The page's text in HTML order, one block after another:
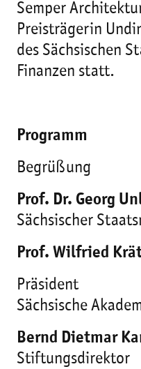
Semper
Preisträgerin
des Sächsischen
Finanzen statt.
Programm
Begrüßung
Prof. Dr. Georg
Sächsischer
Prof. Wilfried
Präsident
Sächsische
Bernd Dietmar
Stiftungsdirektor